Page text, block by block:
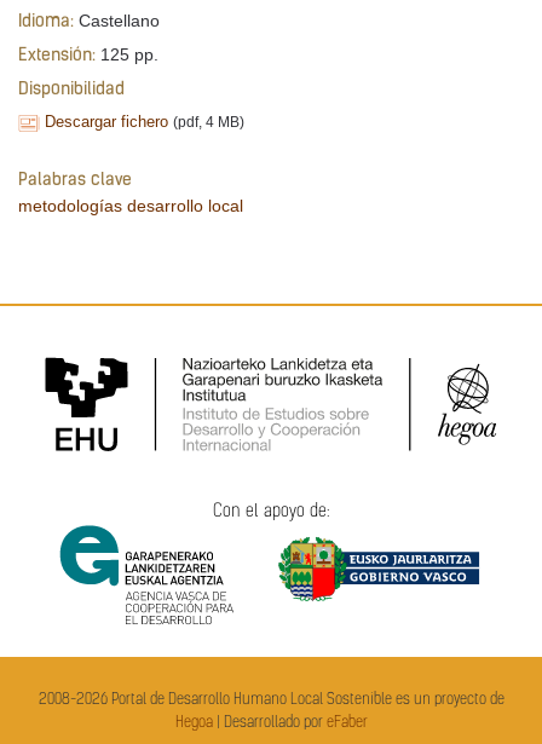
Idioma: Castellano
Extensión: 125 pp.
Disponibilidad
Descargar fichero (pdf, 4 MB)
Palabras clave
metodologías desarrollo local
Con el apoyo de:
2008-2026 Portal de Desarrollo Humano Local Sostenible es un proyecto de
Hegoa| Desarrollado por eFaber